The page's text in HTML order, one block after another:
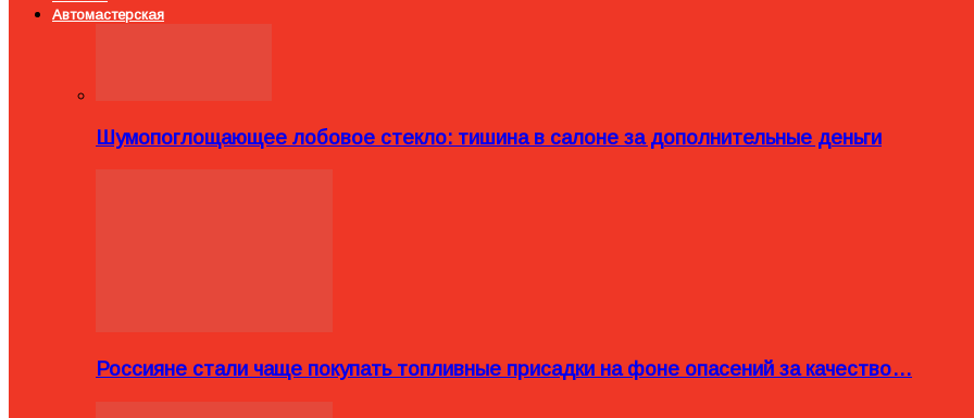
Автомастерская
Шумопоглощающее лобовое стекло: тишина в салоне за дополнительные деньги
Россияне стали чаще покупать топливные присадки на фоне опасений за качество…